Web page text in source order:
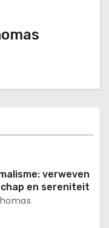
verweven
en sereniteit